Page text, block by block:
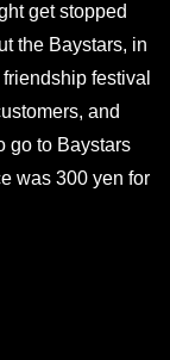
get stopped
the Baystars, in
festival
and
go to Baystars
was 300 yen for